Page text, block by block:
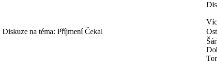
Diskuze na téma: Příjmení Čekal